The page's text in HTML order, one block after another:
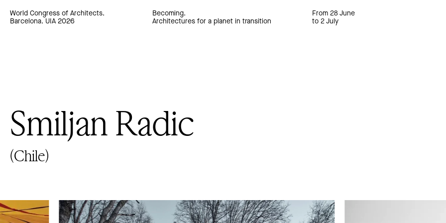
World Congress of Architects.
Barcelona. UIA 2026
Becoming.
Architectures for a planet in transition
From 28 June
to 2 July
Smiljan Radic
(Chile)